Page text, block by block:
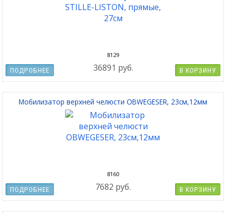
8129
36891 руб. В КОРЗИНУ
ПОДРОБНЕЕ
Мобилизатор верхней челюсти OBWEGESER, 23см,12мм
8160
7682 руб. В КОРЗИНУ
ПОДРОБНЕЕ